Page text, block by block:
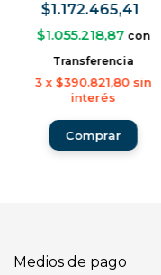
$1.172.465,41
$1.055.218,87 con
Transferencia
3 x $390.821,80 sin
interés
Medios de pago